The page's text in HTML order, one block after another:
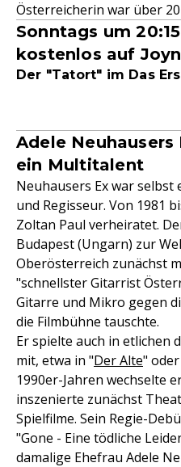
Österreicherin war über
Sonntags um
kostenlos auf Joyn
Der "Tatort" im Das
Adele
ein Multitalent
Neuhausers Ex war
und Regisseur. Von 1981
Zoltan Paul verheiratet.
Budapest (Ungarn) zur
Oberösterreich zunächst
"schnellster Gitarrist
Gitarre und Mikro gegen
die Filmbühne tauschte.
Er spielte auch in etlichen
mit, etwa in "Der Alte"
1990er-Jahren wechselte
inszenierte zunächst
Spielfilme. Sein Regie-
"Gone - Eine tödliche
damalige Ehefrau Adele